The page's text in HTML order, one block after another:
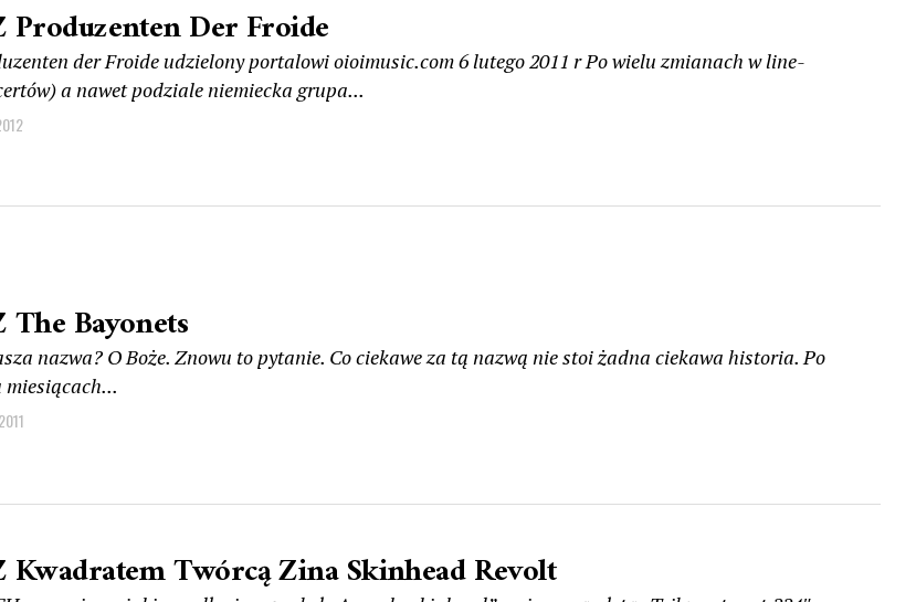
Der Froide
der Froide udzielony portalowi oioimusic.com 6 lutego 2011 r Po wielu zmianach w line-
a nawet podziale niemiecka grupa...
Bayonets
nazwa? O Boże. Znowu to pytanie. Co ciekawe za tą nazwą nie stoi żadna ciekawa historia. Po
Twórcą Zina Skinhead Revolt